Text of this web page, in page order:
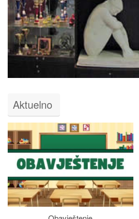
Aktuelno